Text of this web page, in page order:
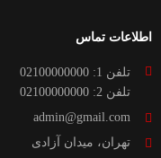
اطلاعات تماس
تلفن 1: 02100000000
تلفن 2: 02100000000
admin@gmail.com
تهران، میدان آزادی